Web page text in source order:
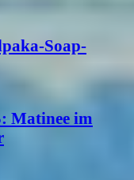
Soap-
Matinee im